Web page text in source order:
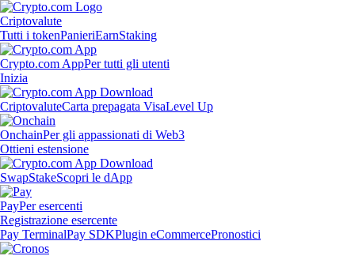
Criptovalute
Tutti i tokenPanieriEarnStaking
Crypto.com AppPer tutti gli utenti
Inizia
CriptovaluteCarta prepagata VisaLevel Up
OnchainPer gli appassionati di Web3
Ottieni estensione
SwapStakeScopri le dApp
PayPer esercenti
Registrazione esercente
Pay TerminalPay SDKPlugin eCommercePronostici